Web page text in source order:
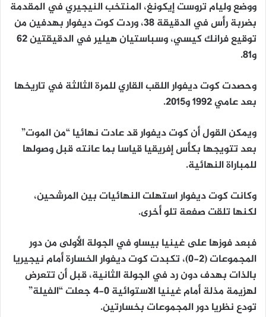
ووضع وليام تروست إيكونغ، المنتخب النيجيري في المقدمة
بضربة رأس في الدقيقة 38، وردت كوت ديفوار بهدفين من
توقيع فرانك كيسي، وسباستيان هيلير في الدقيقتين 62
و81.
وحصدت كوت ديفوار اللقب القاري للمرة الثالثة في تاريخها
بعد عامي 1992 و2015.
ويمكن القول أن كوت ديفوار قد عادت نهائيا “من الموت”
بعد تتويجها بكأس إفريقيا قياسا بما عانته قبل وصولها
للمباراة النهائية.
وكانت كوت ديفوار استهلت النهائيات بين المرشحين،
لكنها تلقت صفعة تلو أخرى.
فبعد فوزها على غينيا بيساو في الجولة الأولى من دور
المجموعات (2-0)، تكبدت كوت ديفوار الخسارة أمام نيجيريا
بالذات بهدف دون رد في الجولة الثانية، قبل أن تتعرض
لهزيمة مذلة أمام غينيا الاستوائية 0-4 جعلت “الفيلة”
تودع نظريا دور المجموعات بخسارتين.